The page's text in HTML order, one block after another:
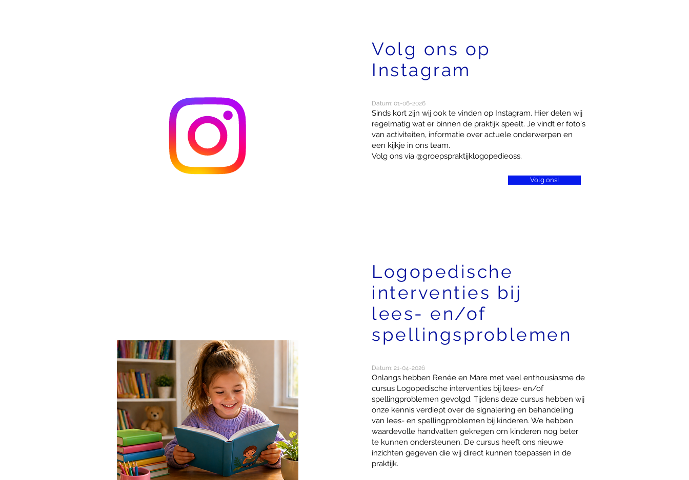
Volg ons op
Instagram
Datum: 01-06-2026
Sinds kort zijn wij ook te vinden op Instagram. Hier delen wij
regelmatig wat er binnen de praktijk speelt. Je vindt er foto's
van activiteiten, informatie over actuele onderwerpen en
een kijkje in ons team.
Volg ons via @groepspraktijklogopedieoss.
Volg ons!
Logopedische
interventies bij
lees- en/of
spellingsproblemen
Datum: 21-04-2026
Onlangs hebben Renée en Mare met veel enthousiasme de
cursus Logopedische interventies bij lees- en/of
spellingproblemen gevolgd. Tijdens deze cursus hebben wij
onze kennis verdiept over de signalering en behandeling
van lees- en spellingproblemen bij kinderen. We hebben
waardevolle handvatten gekregen om kinderen nog beter
te kunnen ondersteunen. De cursus heeft ons nieuwe
inzichten gegeven die wij direct kunnen toepassen in de
praktijk.